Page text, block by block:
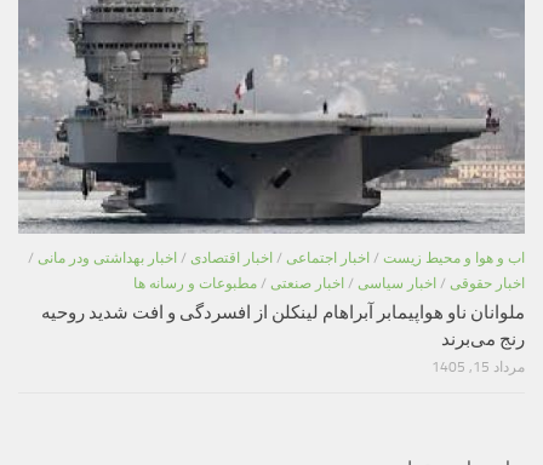
اب و هوا و محیط زیست / اخبار اجتماعی / اخبار اقتصادی / اخبار بهداشتی ودر مانی /
اخبار حقوقی / اخبار سیاسی / اخبار صنعتی / مطبوعات و رسانه ها
ملوانان ناو هواپیمابر آبراهام لینکلن از افسردگی و افت شدید روحیه
رنج می‌برند
مرداد 15, 1405